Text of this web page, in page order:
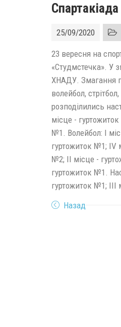
25/09/2020
23 вересня на
«Студмстечка». У
ХНАДУ. Змагання
волейбол,
розподілились
місце -
№1. Волейбол: І
гуртожиток №1; ІV
№2; ІІ місце -
гуртожиток №1.
гуртожиток №1;
Назад